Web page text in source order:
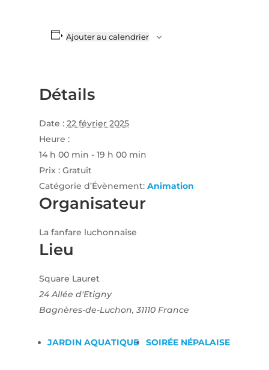
Ajouter au calendrier
Détails
Date : 22 février 2025
Heure :
14 h 00 min - 19 h 00 min
Prix : Gratuit
Catégorie d’Évènement: Animation
Lieu
Square Lauret
24 Allée d'Etigny
Bagnères-de-Luchon, 31110 France
Organisateur
La fanfare luchonnaise
JARDIN AQUATIQUE SOIRÉE NÉPALAISE